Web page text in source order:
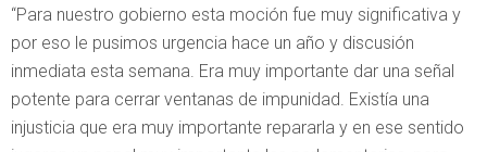
“Para nuestro gobierno esta moción fue muy significativa y
por eso le pusimos urgencia hace un año y discusión
inmediata esta semana. Era muy importante dar una señal
potente para cerrar ventanas de impunidad. Existía una
injusticia que era muy importante repararla y en ese sentido